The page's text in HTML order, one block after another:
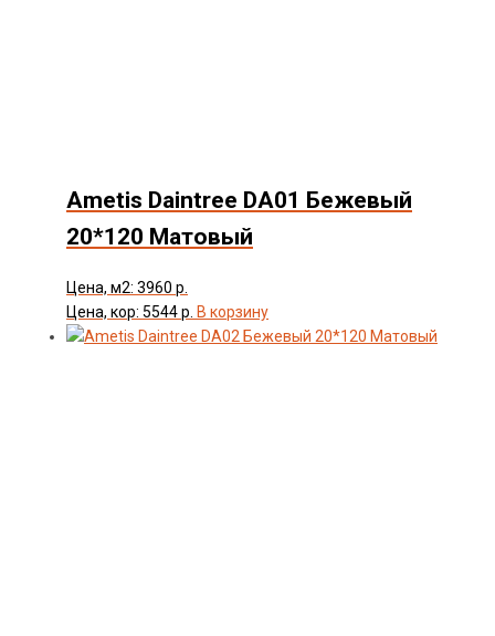
Ametis Daintree DA01 Бежевый
20*120 Матовый
Цена, м2: 3960 р.
Цена, кор: 5544 р. В корзину